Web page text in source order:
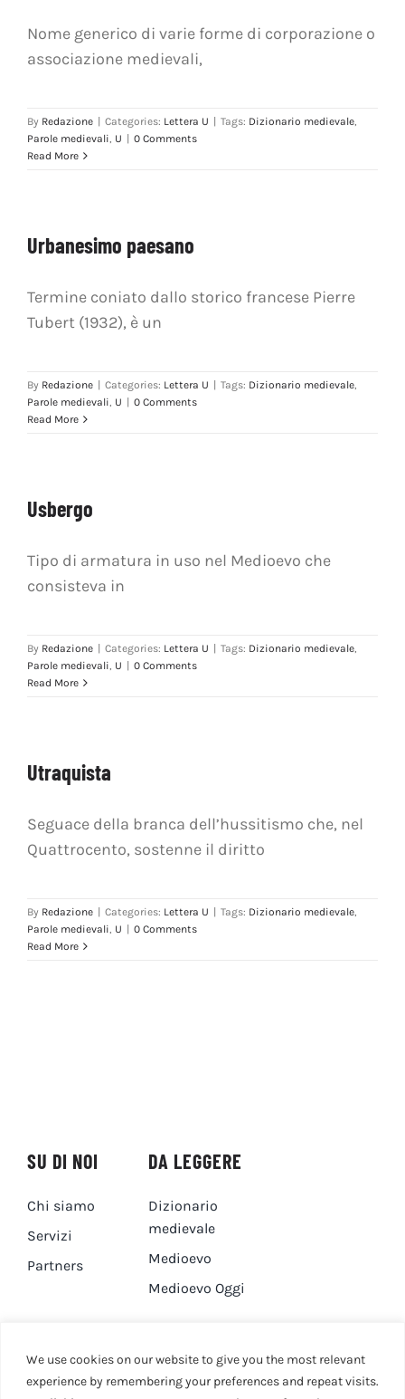
We use cookies on our website to give you the most relevant
experience by remembering your preferences and repeat visits.
Nome generico di varie forme di corporazione o
associazione medievali,
By Redazione | Categories: Lettera U | Tags: Dizionario medievale,
Parole medievali U | 0 Comments
Read More
Urbanesimo paesano
Termine coniato dallo storico francese Pierre
Tubert (1932), è un
By Redazione | Categories: Lettera U | Tags: Dizionario medievale,
Parole medievali U | 0 Comments
Read More
Usbergo
Tipo di armatura in uso nel Medioevo che
consisteva in
By Redazione | Categories: Lettera U | Tags: Dizionario medievale,
Parole medievali U | 0 Comments
Read More
Utraquista
Seguace della branca dell’hussitismo che, nel
Quattrocento, sostenne il diritto
By Redazione | Categories: Lettera U | Tags: Dizionario medievale,
Parole medievali U | 0 Comments
Read More
SU DI NOI
Chi siamo
Servizi
Partners
DA LEGGERE
Dizionario
medievale
Medioevo
Medioevo Oggi
DA GUARDARE CONTATTI